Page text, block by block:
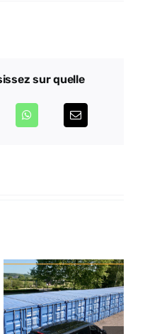
sur quelle